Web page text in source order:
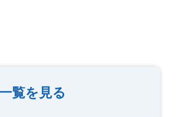
覧を見る